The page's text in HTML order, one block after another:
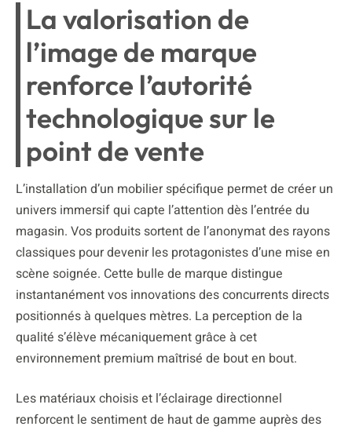
La valorisation de
l’image de marque
renforce l’autorité
technologique sur le
point de vente
L’installation d’un mobilier spécifique permet de créer un
univers immersif qui capte l’attention dès l’entrée du
magasin. Vos produits sortent de l’anonymat des rayons
classiques pour devenir les protagonistes d’une mise en
scène soignée. Cette bulle de marque distingue
instantanément vos innovations des concurrents directs
positionnés à quelques mètres. La perception de la
qualité s’élève mécaniquement grâce à cet
environnement premium maîtrisé de bout en bout.
Les matériaux choisis et l’éclairage directionnel
renforcent le sentiment de haut de gamme auprès des